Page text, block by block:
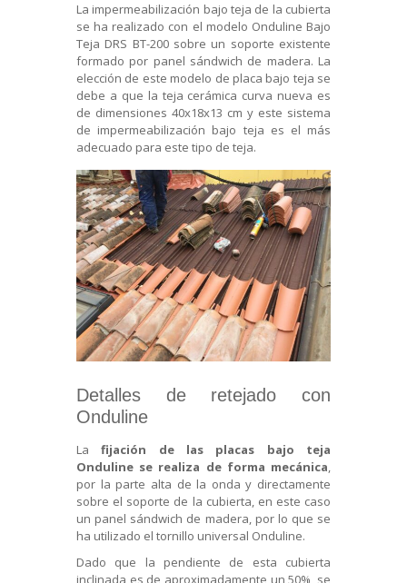
La impermeabilización bajo teja de la cubierta
se ha realizado con el modelo Onduline Bajo
Teja DRS BT-200 sobre un soporte existente
formado por panel sándwich de madera. La
elección de este modelo de placa bajo teja se
debe a que la teja cerámica curva nueva es
de dimensiones 40x18x13 cm y este sistema
de impermeabilización bajo teja es el más
adecuado para este tipo de teja.
Detalles de retejado con
Onduline
Lafijación de las placas bajo teja
Onduline se realiza de forma mecánica
por la parte alta de la onda y directamente
sobre el soporte de la cubierta, en este caso
un panel sándwich de madera, por lo que se
ha utilizado el tornillo universal Onduline.
Dado que la pendiente de esta cubierta
inclinada es de aproximadamente un 50%, se